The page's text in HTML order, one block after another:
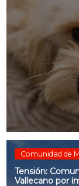
Comunidad de
Tensión:
Vallecano por